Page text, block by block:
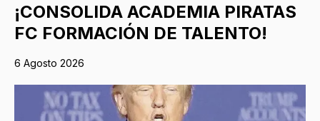
¡CONSOLIDA ACADEMIA PIRATAS
FC FORMACIÓN DE TALENTO!
6 Agosto 2026